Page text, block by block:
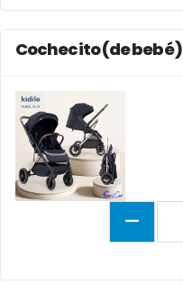
Cochecito (de bebé)